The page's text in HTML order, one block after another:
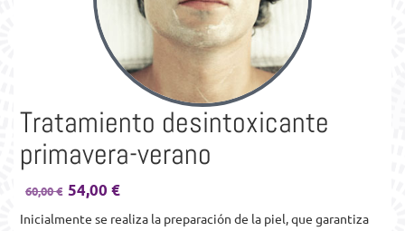
Tratamiento desintoxicante
primavera-verano
El
original
60,00€El
actual
54,00 €
Inicialmente se realiza la preparación de la piel, que garantiza